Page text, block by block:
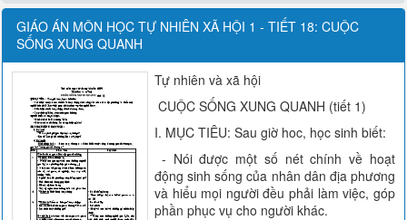
GIÁO ÁN MÔN HỌC TỰ NHIÊN XÃ HỘI 1 - TIẾT 18: CUỘC
SỐNG XUNG QUANH
Tự nhiên và xã hội
CUỘC SỐNG XUNG QUANH (tiết 1)
I. MỤC TIÊU: Sau giờ hoc, học sinh biết:
- Nói được một số nét chính về hoạt
động sinh sống của nhân dân địa phương
và hiểu mọi người đều phải làm việc, góp
phần phục vụ cho người khác.